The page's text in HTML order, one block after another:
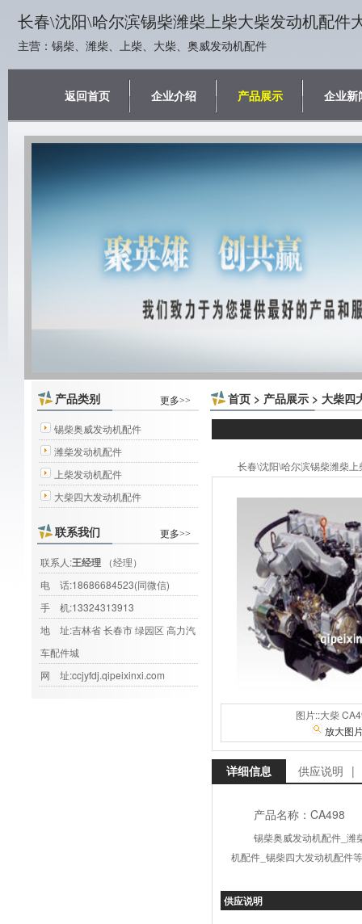
长春\沈阳\哈尔滨锡柴潍柴上柴大柴发动机配件
主营：锡柴、潍柴、上柴、大柴、奥威发动机配件
返回首页 企业介绍 产品展示 企业新
更多>>
产品类别
锡柴奥威发动机配件
潍柴发动机配件
上柴发动机配件
大柴四大发动机配件
更多>>
联系我们
联系人:王经理 （经理）
电 话:18686684523(同微信)
手 机:13324313913
地 址:吉林省 长春市 绿园区 高力汽
车配件城
网 址:ccjyfdj.qipeixinxi.com
首页 > 产品展示 > 大柴四
长春\沈阳\哈尔滨锡柴潍柴
图片::大柴
放大图
详细信息 供应说明 |
产品名称：CA498
锡柴奥威发动机配件_潍
机配件_锡柴四大发动机配件
供应说明